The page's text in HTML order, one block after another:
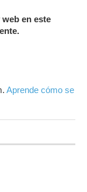
en este
Aprende cómo se